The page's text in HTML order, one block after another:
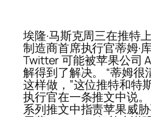
埃隆·马斯克周三在推特
制造商首席执行官蒂姆·
Twitter 可能被苹果公司
解得到了解决。 “蒂姆很
这样做，”这位推特和特
执行官在一条推文中说
系列推文中指责苹果威